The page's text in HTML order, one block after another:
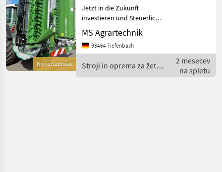
KATEGORIJO
Pronar
Pöttinger
Krone
Nova naprava
Schei
Jetzt in die Zukunft
investieren und Steuerlich
profitieren ! Mit je 30%
Sonderabschreibung in den
ersten drei Jahren möglich
Förderanträge ! –
MS Agrartechnik
93464 Tiefenbach
Stroji in oprema za žetev
in spravilo / Pronar
2 mesecev
na spletu